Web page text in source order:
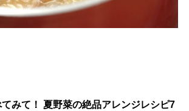
みて！ 夏野菜の絶品アレンジレシピ7